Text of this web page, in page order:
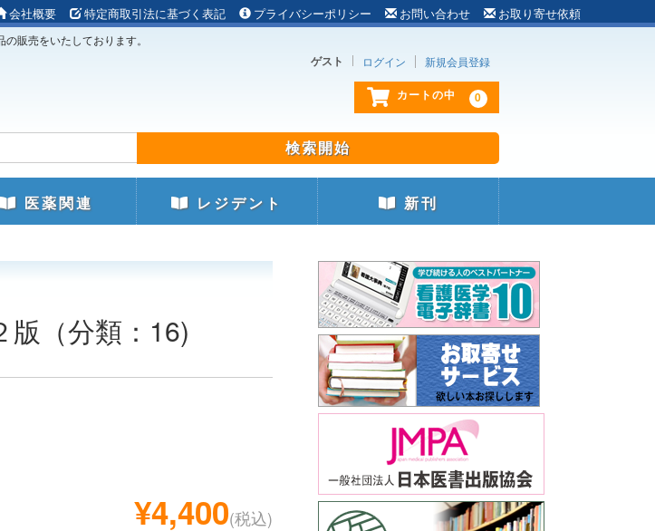
会社概要 特定商取引法に基づく表記 プライバシーポリシー お問い合わせ お取り寄せ依頼
販売をいたしております。
ゲスト ログイン 新規会員登録
カートの中 0
医薬関連 レジデント 新刊
（分類：16)
¥4,400(税込)